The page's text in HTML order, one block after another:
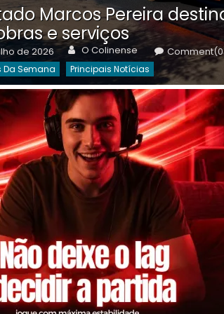
Marcos Pereira
e serviços
de 2026 Author
O Colinense
Da Semana Principais Notícias